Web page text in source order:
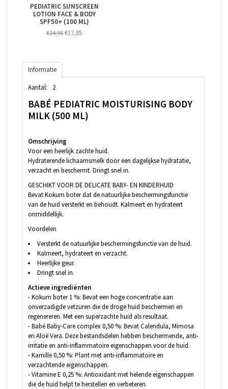
PEDIATRIC SUNSCREEN
LOTION FACE & BODY
SPF50+ (100 ML)
€24,95 €17,85
Informatie
Aantal: 2
BABÉ PEDIATRIC MOISTURISING BODY
MILK (500 ML)
Omschrijving
Voor een heerlijk zachte huid.
Hydraterende lichaamsmelk door een dagelijkse hydratatie,
verzacht en beschermt. Dringt snel in.
GESCHIKT VOOR DE DELICATE BABY- EN KINDERHUID
Bevat Kokum boter dat de natuurlijke beschermingsfunctie
van de huid versterkt en behoudt. Kalmeert en hydrateert
onmiddellijk.
Voordelen
Versterkt de natuurlijke beschermingsfunctie van de huid.
Kalmeert, hydrateert en verzacht.
Heerlijke geur.
Dringt snel in.
Actieve ingrediënten
- Kokum boter 1 %: Bevat een hoge concentratie aan
onverzadigde vetzuren die de droge huid beschermen en
regenereren. Met een superzachte huid als resultaat.
- Babé Baby-Care complex 0,50 %: Bevat Calendula, Mimosa
en Aloë Vera. Deze bestandsdelen hebben beschermende, anti-
irritatie en anti-inflammatoire eigenschappen voor de huid.
- Kamille 0,50 %: Plant met anti-inflammatoire en
verzachtende eigenschappen.
- Vitamine E 0,25 %: Antioxidant met helende eigenschappen
die de huid helpt te herstellen en verbeteren.